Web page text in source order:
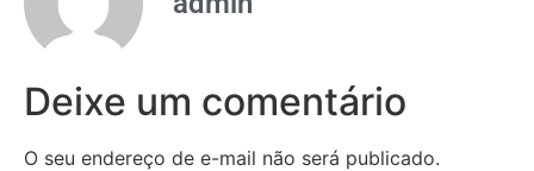
Deixe um comentário
O seu endereço de e-mail não será publicado.